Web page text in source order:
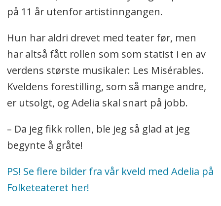
på 11 år utenfor artistinngangen.
Hun har aldri drevet med teater før, men
har altså fått rollen som som statist i en av
verdens største musikaler: Les Misérables.
Kveldens forestilling, som så mange andre,
er utsolgt, og Adelia skal snart på jobb.
– Da jeg fikk rollen, ble jeg så glad at jeg
begynte å gråte!
PS! Se flere bilder fra vår kveld med Adelia på
Folketeateret her!